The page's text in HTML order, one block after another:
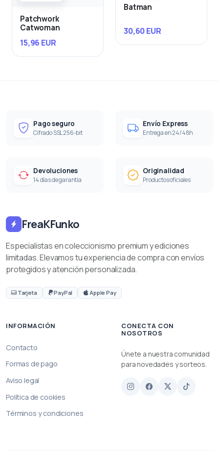
Patchwork
Catwoman
15,96 EUR
Batman
30,60 EUR
Pago seguro
Cifrado SSL 256-bit
Envío Express
Entrega en 24/48h
Devoluciones
14 días de garantía
Originalidad
Productos oficiales
FreaKFunko
Especialistas en coleccionismo premium y ediciones
limitadas. Elevamos tu experiencia de compra con envíos
protegidos y atención personalizada.
Tarjeta PayPal Apple Pay
INFORMACIÓN
Contacto
Formas de pago
Aviso legal
Política de cookies
Términos y condiciones
CONECTA CON
NOSOTROS
Únete a nuestra comunidad
para novedades y sorteos.